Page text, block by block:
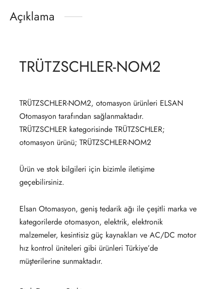
Açıklama
TRÜTZSCHLER-NOM2
TRÜTZSCHLER-NOM2, otomasyon ürünleri ELSAN
Otomasyon tarafından sağlanmaktadır.
TRÜTZSCHLER kategorisinde TRÜTZSCHLER;
otomasyon ürünü; TRÜTZSCHLER-NOM2
Ürün ve stok bilgileri için bizimle iletişime
geçebilirsiniz.
Elsan Otomasyon, geniş tedarik ağı ile çeşitli marka ve
kategorilerde otomasyon, elektrik, elektronik
malzemeler, kesintisiz güç kaynakları ve AC/DC motor
hız kontrol üniteleri gibi ürünleri Türkiye’de
müşterilerine sunmaktadır.